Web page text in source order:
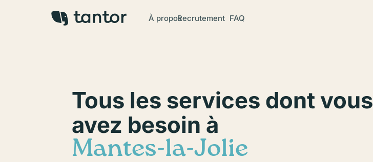
À proposRecrutement FAQ
Tous les services dont vous
avez besoin à
Mantes-la-Jolie